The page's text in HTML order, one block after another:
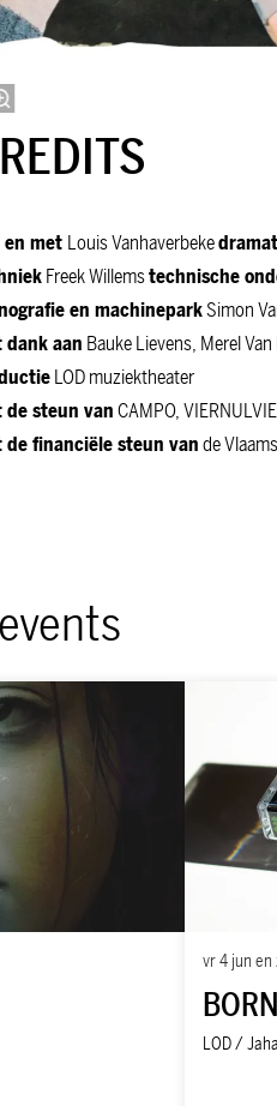
en met Louis Vanhaverbeke
Freek Willemstechnische
en machineparkSimon
dank aan Bauke Lievens, Merel
LOD muziektheater
de steun vanCAMPO,
de financiële steun vande
LOD /
vr 4 junen